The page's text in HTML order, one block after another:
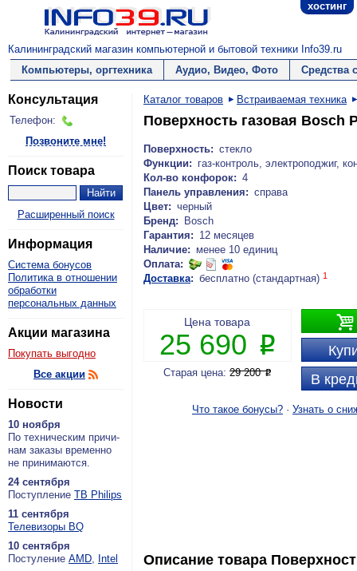
хостинг
Калининградский магазин компьютерной и бытовой техники Info39.ru
Компьютеры, оргтехника
Аудио, Видео, Фото Средства
Консультация
Телефон:
Позвоните мне!
Поиск товара
Расширенный поиск
Информация
Система бонусов
Политика в отношении
обработки
персональных данных
Акции магазина
Покупать выгодно
Все акции
Новости
10 ноября
По тех­ни­че­ским при­чи­
нам за­ка­зы вре­мен­но
не при­ни­ма­ют­ся.
24 сентября
По­ступ­ле­ние ТВ Philips
11 сентября
Теле­ви­зо­ры BQ
10 сентября
По­сту­ле­ние AMD, Intel
Каталог товаров Встраиваемая техника
Поверхность газовая Bosch
Поверхность: стекло
Функции: газ-контроль, электроподжиг,
Кол-во конфорок: 4
Панель управления: справа
Цвет: черный
Бренд:
Bosch
Гарантия: 12 месяцев
Наличие: менее 10 единиц
Оплата:
Доставка: бесплатно (стандартная) 1

В
Цена товара
25 690 P
Старая цена:29 200P
Что такое бонусы? · Узнать о
Описание товара